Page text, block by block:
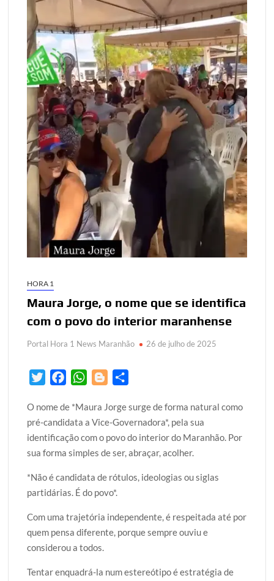
HORA 1
Maura Jorge, o nome que se identifica
com o povo do interior maranhense
Portal Hora 1 News Maranhão 26 de julho de 2025
i
t
t
e
c
e
b
o
k
W
a
t
s
A
p
p
o
g
g
e
a
r
e
O nome de *Maura Jorge surge de forma natural como
pré-candidata a Vice-Governadora*, pela sua
identificação com o povo do interior do Maranhão. Por
sua forma simples de ser, abraçar, acolher.
*Não é candidata de rótulos, ideologias ou siglas
partidárias. É do povo*.
Com uma trajetória independente, é respeitada até por
quem pensa diferente, porque sempre ouviu e
considerou a todos.
Tentar enquadrá-la num estereótipo é estratégia de